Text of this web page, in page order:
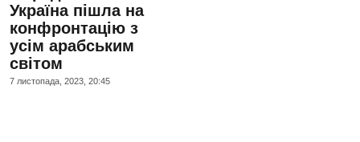
Україна пішла на
конфронтацію з
усім арабським
світом
7 листопада, 2023, 20:45